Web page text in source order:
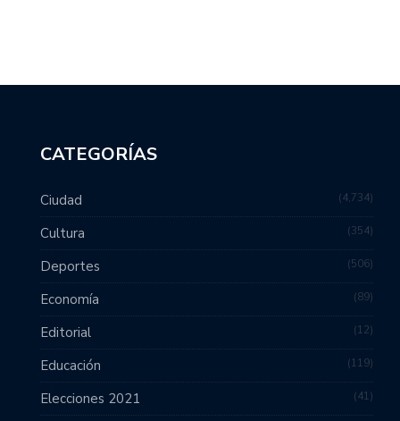
CATEGORÍAS
Ciudad 4,734
Cultura 354
Deportes 506
Economía 89
Editorial 12
Educación 119
Elecciones 2021 41